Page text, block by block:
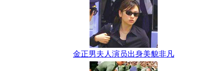
金正男夫人演员出身美貌非凡